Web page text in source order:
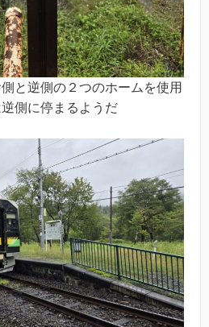
と逆側の２つのホームを使用
側に停まるようだ